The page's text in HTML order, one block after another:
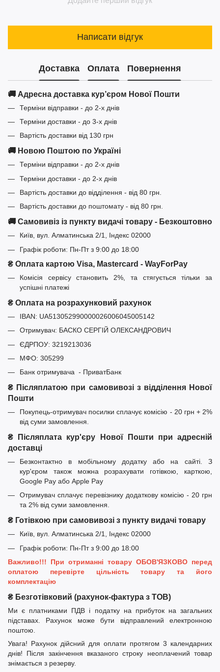
Написати відгук
Доставка Оплата Повернення
🚚 Адресна доставка кур’єром Нової Пошти
Терміни відправки - до 2-х днів
Терміни доставки - до 3-х днів
Вартість доставки від 130 грн
🚚 Новою Поштою по Україні
Терміни відправки - до 2-х днів
Терміни доставки - до 2-х днів
Вартість доставки до відділення - від 80 грн.
Вартість доставки до поштомату - від 80 грн.
🚚 Самовивіз із пункту видачі товару - Безкоштовно
Київ, вул. Алматинська 2/1, Індекс 02000
Графік роботи: Пн-Пт з 9:00 до 18:00
₴ Оплата картою Visa, Mastercard - WayForPay
Комісія сервісу становить 2%, та стягується тільки за
успішні платежі
₴ Оплата на розрахунковий рахунок
IBAN: UA513052990000026006045005142
Отримувач: БАСКО СЕРГІЙ ОЛЕКСАНДРОВИЧ
ЄДРПОУ: 3219213036
МФО: 305299
Банк отримувача - ПриватБанк
₴ Післяплатою при самовивозі з відділення Нової
Пошти
Покупець-отримувач посилки сплачує комісію - 20 грн + 2%
від суми замовлення.
₴ Післяплата кур'єру Нової Пошти при адресній
доставці
Безконтактно в мобільному додатку або на сайті. З
кур'єром також можна розрахувати готівкою, карткою,
Google Pay або Apple Pay
Отримувач сплачує перевізнику додаткову комісію - 20 грн
та 2% від суми замовлення.
₴ Готівкою при самовивозі з пункту видачі товару
Київ, вул. Алматинська 2/1, Індекс 02000
Графік роботи: Пн-Пт з 9:00 до 18:00
Важливо!!! При отриманні товару ОБОВ'ЯЗКОВО перед
оплатою перевірте цільність товару та його
комплектацію
₴ Безготівковий (рахунок-фактура з ТОВ)
Ми є платниками ПДВ і податку на прибуток на загальних
підставах. Рахунок може бути відправлений електронною
поштою.
Увага! Рахунок дійсний для оплати протягом 3 календарних
днів! Після закінчення вказаного строку неоплачений товар
знімається з резерву.